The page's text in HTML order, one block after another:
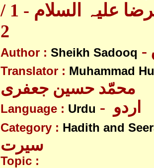
عیون اخبار الرضا علیہ السلام - 1 /
2
Author : Sheikh Sadooq
Translator : Muhammad
محمّد حسین جعفری
Language : Urdu
Category : Hadith and
سیرت
Topic :